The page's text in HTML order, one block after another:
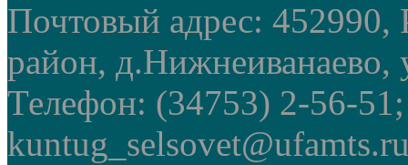
Почтовый адрес: 452990,
район, д.Нижнеиванаево,
Телефон: (34753) 2-56-